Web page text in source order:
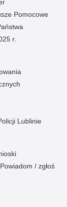
Pomocowe
r.
Lublinie
Powiadom / zgłoś